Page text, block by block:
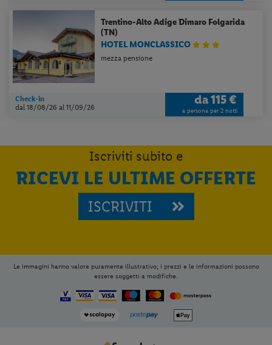
Trentino-Alto AdigeDimaro Folgarida
(TN)
HOTEL MONCLASSICO
mezza pensione
Check-in
dal 18/08/26al 11/09/26
da115 €
a persona per 2 notti
Iscriviti subito e
RICEVI LE ULTIME OFFERTE
ISCRIVITI
Le immagini hanno valore puramente illustrativo; i prezzi e le informazioni possono
essere soggetti a modifiche.
Per aggiungere
alla tua
Home, apri il menu opzioni evidenziato
dall' icona